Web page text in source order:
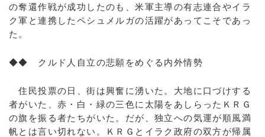
の奪還作戦が成功したのも、米軍主導の有志連合やイラ
ク軍と連携したペシュメルガの活躍があってこそであっ
た。
◆◆ クルド人自立の悲願をめぐる内外情勢
住民投票の日、街は興奮に湧いた。大地に口づけする
者がいた、赤・白・緑の三色に太陽をあしらったＫＲＧ
の旗を振る者たちがいた。だが、独立への気運が順風満
帆とは言い切れない。ＫＲＧとイラク政府の双方が帰属